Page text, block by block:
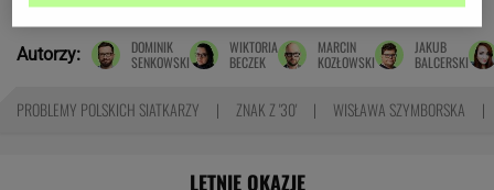
Autorzy:
DOMINIK
SENKOWSKI
WIKTORIA
BECZEK
MARCIN
KOZŁOWSKI
JAKUB
BALCERSKI
PROBLEMY POLSKICH SIATKARZY ZNAK Z '30' WISŁAWA SZYMBORSKA
LETNIE OKAZJE